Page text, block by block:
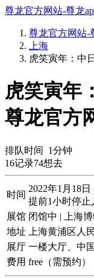
尊龙官方网站-尊龙
尊龙官方网站-
上海
虎笑寅年：中
虎笑寅年
尊龙官方
排队时间 1分钟
16记录74想去
时间
2022年1月18日
提前1小时停止
展馆 闭馆中 | 上海
地址
上海黄浦区人
展厅 一楼大厅、中
费用 free（需预约）